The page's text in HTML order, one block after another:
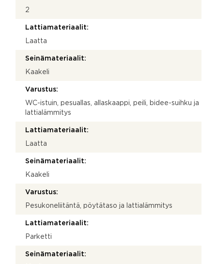
2
Lattiamateriaalit:
Laatta
Seinämateriaalit:
Kaakeli
Varustus:
WC-istuin, pesuallas, allaskaappi, peili, bidee-suihku ja
lattialämmitys
Lattiamateriaalit:
Laatta
Seinämateriaalit:
Kaakeli
Varustus:
Pesukoneliitäntä, pöytätaso ja lattialämmitys
Lattiamateriaalit:
Parketti
Seinämateriaalit: